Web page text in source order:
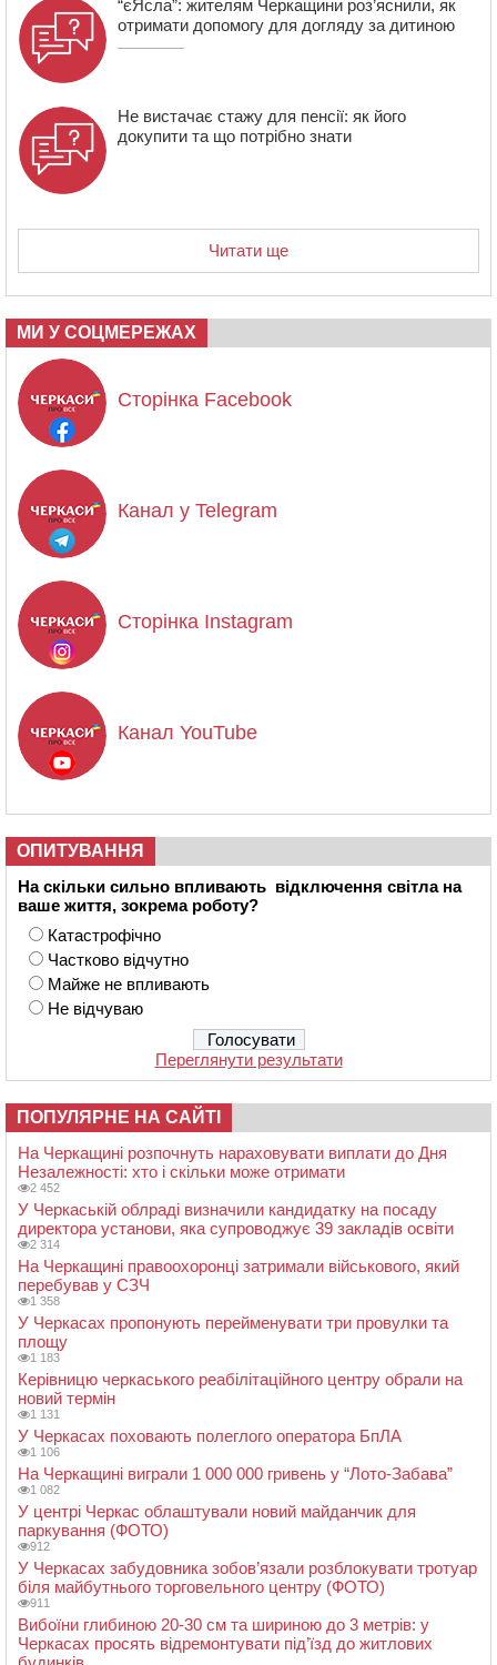
“єЯсла”: жителям Черкащини роз’яснили, як
отримати допомогу для догляду за дитиною
Не вистачає стажу для пенсії: як його
докупити та що потрібно знати
Читати ще
МИ У СОЦМЕРЕЖАХ
Сторінка Facebook
Канал у Telegram
Сторінка Instagram
Канал YouTube
ОПИТУВАННЯ
На скільки сильно впливають відключення світла на
ваше життя, зокрема роботу?
Катастрофічно
Частково відчутно
Майже не впливають
Не відчуваю
Переглянути результати
ПОПУЛЯРНЕ НА САЙТІ
На Черкащині розпочнуть нараховувати виплати до Дня
Незалежності: хто і скільки може отримати
2 452
У Черкаській облраді визначили кандидатку на посаду
директора установи, яка супроводжує 39 закладів освіти
2 314
На Черкащині правоохоронці затримали військового, який
перебував у СЗЧ
1 358
У Черкасах пропонують перейменувати три провулки та
площу
1 183
Керівницю черкаського реабілітаційного центру обрали на
новий термін
1 131
У Черкасах поховають полеглого оператора БпЛА
1 106
На Черкащині виграли 1 000 000 гривень у “Лото-Забава”
1 082
У центрі Черкас облаштували новий майданчик для
паркування (ФОТО)
912
У Черкасах забудовника зобов’язали розблокувати тротуар
біля майбутнього торговельного центру (ФОТО)
911
Вибоїни глибиною 20-30 см та шириною до 3 метрів: у
Черкасах просять відремонтувати під’їзд до житлових